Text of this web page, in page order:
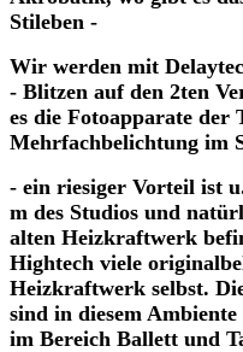
Stileben -
Wir werden mit
- Blitzen auf den 2ten
es die Fotoapparate der
Mehrfachbelichtung im
- ein riesiger Vorteil ist
m des Studios und
alten Heizkraftwerk
Hightech viele
Heizkraftwerk selbst.
sind in diesem
im Bereich Ballett und